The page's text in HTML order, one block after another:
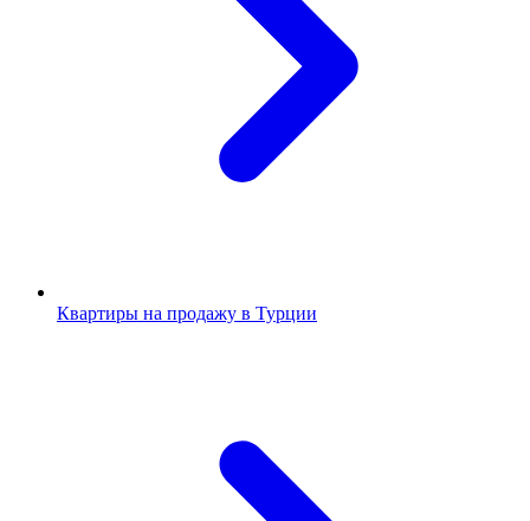
Квартиры на продажу в Турции